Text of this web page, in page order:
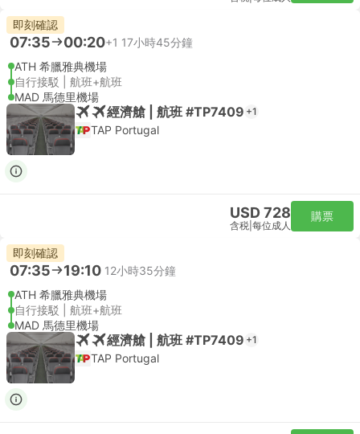
即刻確認
07:35 00:20+1 17小時45分鐘
ATH 希臘雅典機場
自行接駁 | 航班+航班
MAD 馬德里機場
經濟艙 | 航班 #TP7409 +1
TAP Portugal
USD 728
含税 每位成人
購票
即刻確認
07:35 19:10 12小時35分鐘
ATH 希臘雅典機場
自行接駁 | 航班+航班
MAD 馬德里機場
經濟艙 | 航班 #TP7409 +1
TAP Portugal